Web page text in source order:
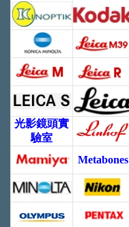
光影鏡頭實
驗室
Metabones